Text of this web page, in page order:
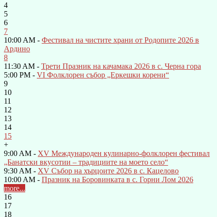
4
5
6
7
10:00 AM - Фестивал на чистите храни от Родопите 2026 в
Ардино
8
11:30 AM - Трети Празник на качамака 2026 в с. Черна гора
5:00 PM - VI Фолклорен събор „Еркешки корени“
9
10
11
12
13
14
15
+
9:00 AM - XV Международен кулинарно-фолклорен фестивал
„Банатски вкусотии – традициите на моето село“
9:30 AM - XV Събор на хърцоите 2026 в с. Кацелово
10:00 AM - Празник на Боровинката в с. Горни Лом 2026
more...
16
17
18